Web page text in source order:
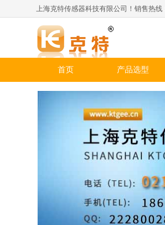
上海克特传感器科技有限公司！销售热
首页 产品选型